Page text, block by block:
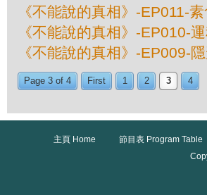
《不能說的真相》-EP011-
《不能說的真相》-EP010-
《不能說的真相》-EP009-
Page 3 of 4 First 1 2 3 4
主頁 Home 節目表 Program Table